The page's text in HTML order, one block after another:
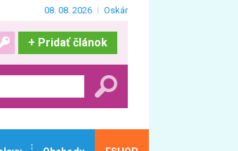
08. 08. 2026 Oskár
+ Pridať článok